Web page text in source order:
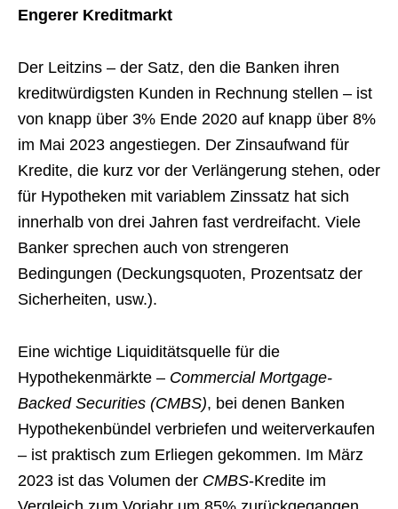
Engerer Kreditmarkt
Der Leitzins – der Satz, den die Banken ihren
kreditwürdigsten Kunden in Rechnung stellen – ist
von knapp über 3% Ende 2020 auf knapp über 8%
im Mai 2023 angestiegen. Der Zinsaufwand für
Kredite, die kurz vor der Verlängerung stehen, oder
für Hypotheken mit variablem Zinssatz hat sich
innerhalb von drei Jahren fast verdreifacht. Viele
Banker sprechen auch von strengeren
Bedingungen (Deckungsquoten, Prozentsatz der
Sicherheiten, usw.).
Eine wichtige Liquiditätsquelle für die
Hypothekenmärkte – Commercial Mortgage-
Backed Securities (CMBS), bei denen Banken
Hypothekenbündel verbriefen und weiterverkaufen
– ist praktisch zum Erliegen gekommen. Im März
2023 ist das Volumen der CMBS-Kredite im